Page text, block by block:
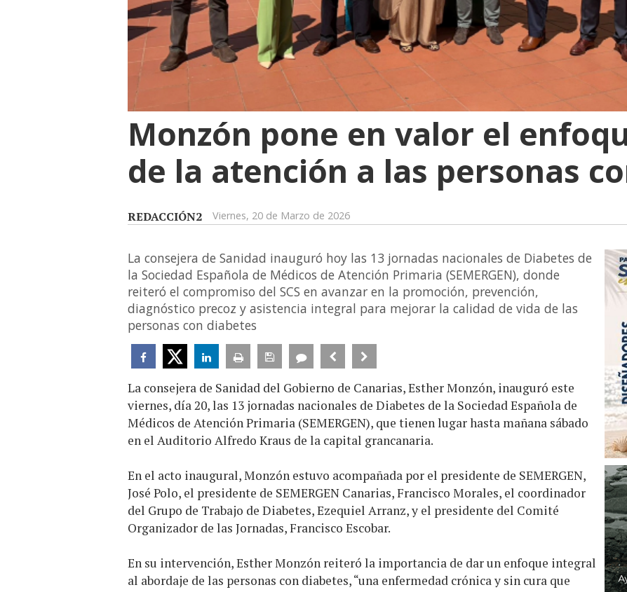
Monzón pone en valor el
de la atención a las personas
REDACCIÓN2 Viernes, 20 de Marzo de 2026
La consejera de Sanidad inauguró hoy las 13 jornadas nacionales de Diabetes de
la Sociedad Española de Médicos de Atención Primaria (SEMERGEN), donde
reiteró el compromiso del SCS en avanzar en la promoción, prevención,
diagnóstico precoz y asistencia integral para mejorar la calidad de vida de las
personas con diabetes
La consejera de Sanidad del Gobierno de Canarias, Esther Monzón, inauguró este
viernes, día 20, las 13 jornadas nacionales de Diabetes de la Sociedad Española de
Médicos de Atención Primaria (SEMERGEN), que tienen lugar hasta mañana sábado
en el Auditorio Alfredo Kraus de la capital grancanaria.
En el acto inaugural, Monzón estuvo acompañada por el presidente de SEMERGEN,
José Polo, el presidente de SEMERGEN Canarias, Francisco Morales, el coordinador
del Grupo de Trabajo de Diabetes, Ezequiel Arranz, y el presidente del Comité
Organizador de las Jornadas, Francisco Escobar.
En su intervención, Esther Monzón reiteró la importancia de dar un enfoque integral
al abordaje de las personas con diabetes, “una enfermedad crónica y sin cura que